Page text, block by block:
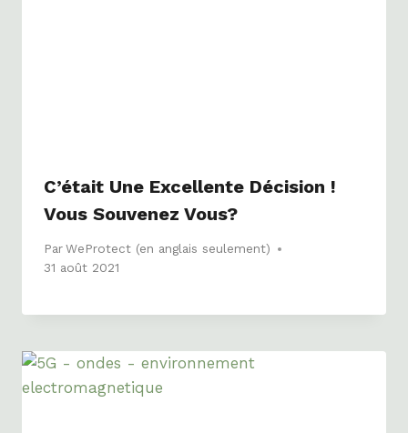
C’était Une Excellente Décision !
Vous Souvenez Vous?
ParWeProtect (en anglais seulement)
31 août 2021